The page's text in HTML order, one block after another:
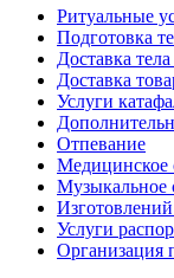
Ритуальные
Подготовка
Доставка
Доставка
Услуги
Отпевание
Медицинское
Музыкальное
Услуги
Организация